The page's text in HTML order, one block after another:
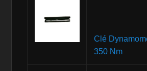
Clé
350 Nm